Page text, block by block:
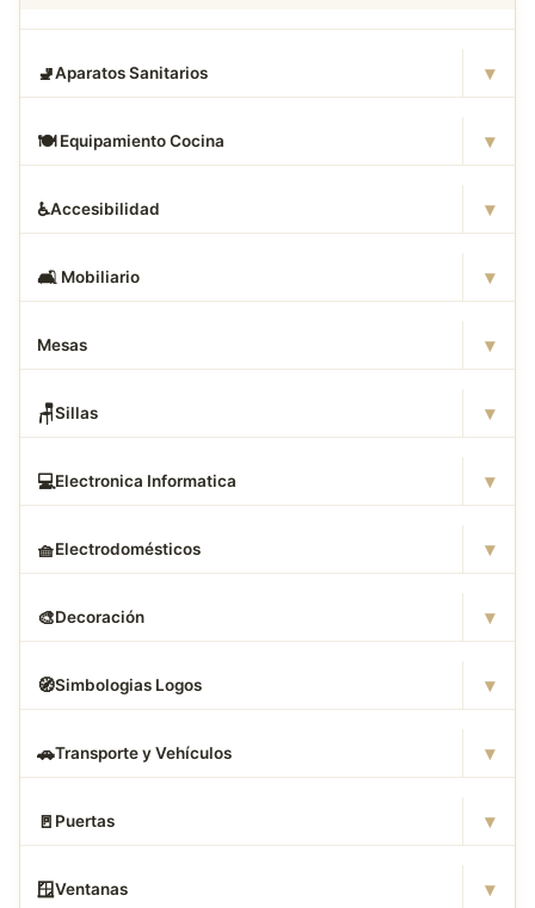
🚽Aparatos Sanitarios ▾
🍽️ Equipamiento Cocina ▾
♿Accesibilidad ▾
🛋 ️ Mobiliario ▾
Mesas ▾
🪑Sillas ▾
💻Electronica Informatica ▾
🧺Electrodomésticos ▾
🎨Decoración ▾
🧭Simbologias Logos ▾
🚗Transporte y Vehículos ▾
🚪 Puertas ▾
🪟Ventanas ▾